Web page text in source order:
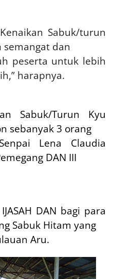
Sabuk/turun
dan
peserta untuk lebih
harapnya.
Sabuk/Turun Kyu
sebanyak 3 orang
Lena Claudia
DAN III
DAN bagi para
Sabuk Hitam yang
Aru.